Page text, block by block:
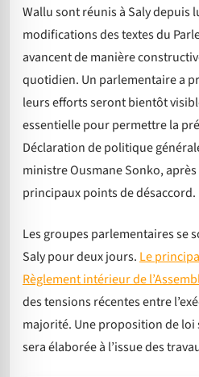
Wallu sont réunis à Saly depuis
modifications des textes du
avancent de manière
quotidien. Un parlementaire a
leurs efforts seront bientôt
essentielle pour permettre la
Déclaration de politique
ministre Ousmane Sonko,
principaux points de désaccord.
Les groupes parlementaires se
Saly pour deux jours. Le
Règlement intérieur de
des tensions récentes entre
majorité. Une proposition de
sera élaborée à l’issue des